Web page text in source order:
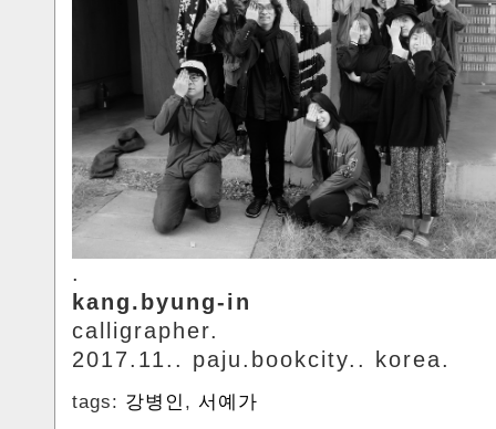
.
kang.byung-in
calligrapher.
2017.11.. paju.bookcity.. korea.
tags: 강병인 , 서예가